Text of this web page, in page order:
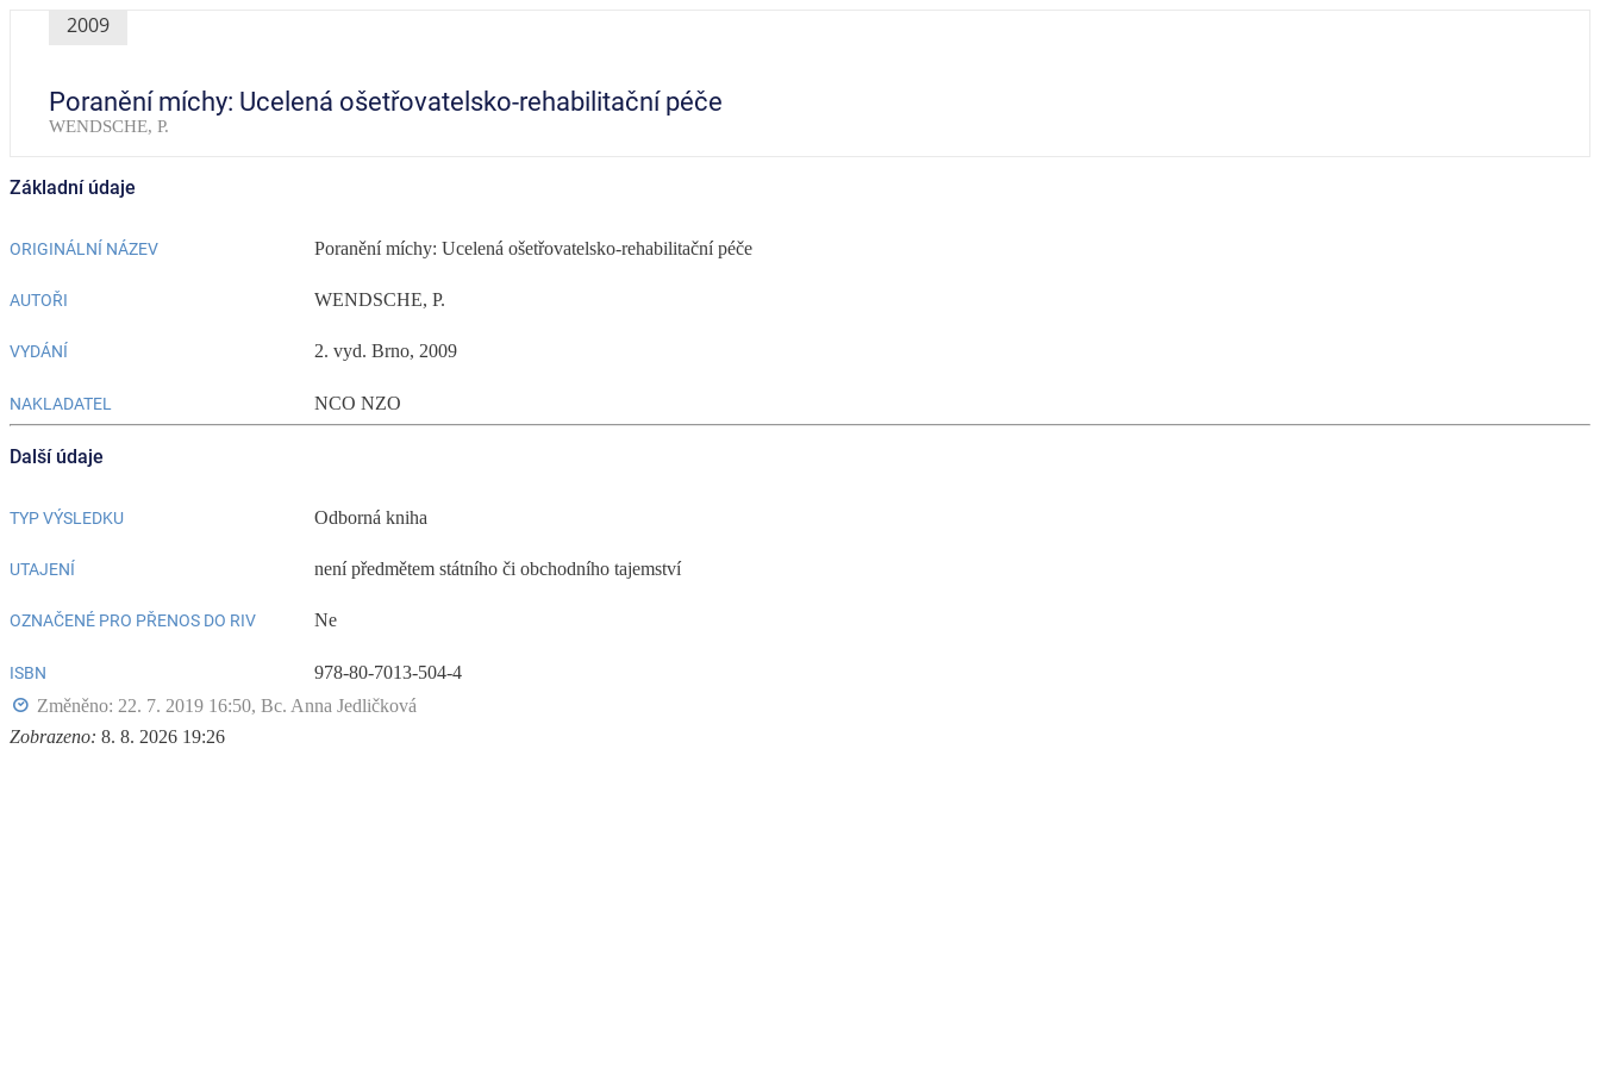
2009
Poranění míchy: Ucelená ošetřovatelsko-rehabilitační péče
WENDSCHE, P.
Základní údaje
ORIGINÁLNÍ NÁZEV Poranění míchy: Ucelená ošetřovatelsko-rehabilitační péče
AUTOŘI WENDSCHE, P.
VYDÁNÍ 2. vyd. Brno, 2009
NAKLADATEL NCO NZO
Další údaje
TYP VÝSLEDKU Odborná kniha
UTAJENÍ není předmětem státního či obchodního tajemství
OZNAČENÉ PRO PŘENOS DO RIV Ne
ISBN
978-80-7013-504-4
Změněno: 22. 7. 2019 16:50, Bc. Anna Jedličková
Zobrazeno: 8. 8. 2026 19:26